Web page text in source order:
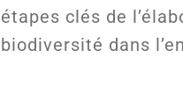
étapes clés de
biodiversité dans